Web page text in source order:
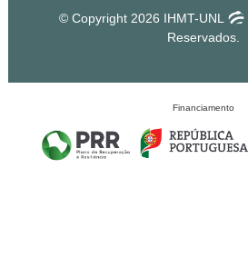
© Copyright 2026 IHMT-UNL
Reservados.
Financiamento